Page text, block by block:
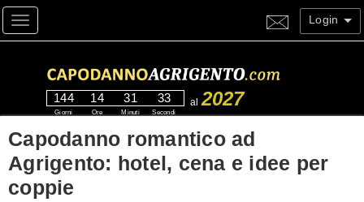
Toggle navigation Login
144
Giorni
14
Ore
31
Minuti
33
Secondi
al2027
Capodanno romantico ad
Agrigento: hotel, cena e idee per
coppie